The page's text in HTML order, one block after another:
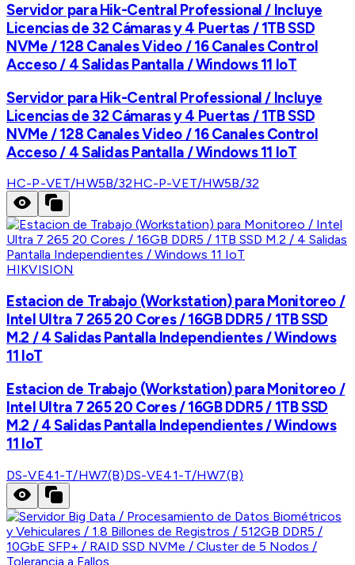
Servidor para Hik-Central Professional / Incluye
Licencias de 32 Cámaras y 4 Puertas / 1TB SSD
NVMe / 128 Canales Video / 16 Canales Control
Acceso / 4 Salidas Pantalla / Windows 11 IoT
Servidor para Hik-Central Professional / Incluye
Licencias de 32 Cámaras y 4 Puertas / 1TB SSD
NVMe / 128 Canales Video / 16 Canales Control
Acceso / 4 Salidas Pantalla / Windows 11 IoT
HC-P-VET/HW5B/32HC-P-VET/HW5B/32
HIKVISION
Estacion de Trabajo (Workstation) para Monitoreo /
Intel Ultra 7 265 20 Cores / 16GB DDR5 / 1TB SSD
M.2 / 4 Salidas Pantalla Independientes / Windows
11 IoT
Estacion de Trabajo (Workstation) para Monitoreo /
Intel Ultra 7 265 20 Cores / 16GB DDR5 / 1TB SSD
M.2 / 4 Salidas Pantalla Independientes / Windows
11 IoT
DS-VE41-T/HW7(B)DS-VE41-T/HW7(B)